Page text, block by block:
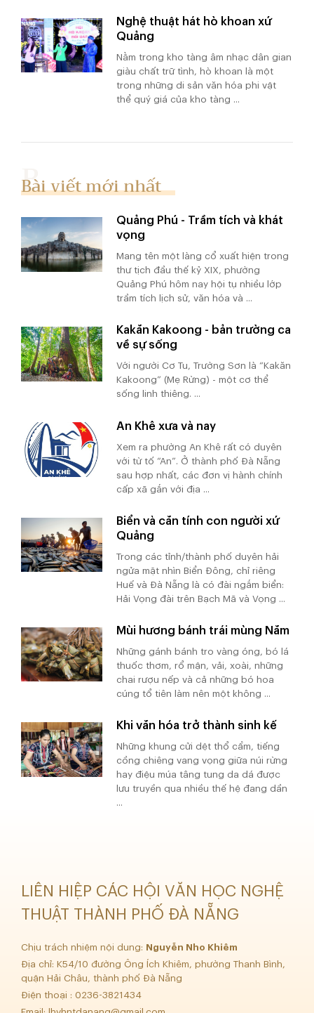
Nghệ thuật hát hò khoan xứ
Quảng
Nằm trong kho tàng âm nhạc dân gian
giàu chất trữ tình, hò khoan là một
trong những di sản văn hóa phi vật
thể quý giá của kho tàng ...
Bài viết mới nhất
Quảng Phú - Trầm tích và khát
vọng
Mang tên một làng cổ xuất hiện trong
thư tịch đầu thế kỷ XIX, phường
Quảng Phú hôm nay hội tụ nhiều lớp
trầm tích lịch sử, văn hóa và ...
Kakăn Kakoong - bản trường ca
về sự sống
Với người Cơ Tu, Trường Sơn là “Kakăn
Kakoong” (Mẹ Rừng) - một cơ thể
sống linh thiêng. ...
An Khê xưa và nay
Xem ra phường An Khê rất có duyên
với từ tố “An”. Ở thành phố Đà Nẵng
sau hợp nhất, các đơn vị hành chính
cấp xã gắn với địa ...
Biển và căn tính con người xứ
Quảng
Trong các tỉnh/thành phố duyên hải
ngửa mặt nhìn Biển Đông, chỉ riêng
Huế và Đà Nẵng là có đài ngắm biển:
Hải Vọng đài trên Bạch Mã và Vọng ...
Mùi hương bánh trái mùng Năm
Những gánh bánh tro vàng óng, bó lá
thuốc thơm, rổ mận, vải, xoài, những
chai rượu nếp và cả những bó hoa
cúng tổ tiên làm nên một không ...
Khi văn hóa trở thành sinh kế
Những khung cửi dệt thổ cẩm, tiếng
cồng chiêng vang vọng giữa núi rừng
hay điệu múa tâng tung da dá được
lưu truyền qua nhiều thế hệ đang dần
...
LIÊN HIỆP CÁC HỘI VĂN HỌC NGHỆ
THUẬT THÀNH PHỐ ĐÀ NẴNG
Chịu trách nhiệm nội dung:
Nguyễn Nho Khiêm
Địa chỉ: K54/10 đường Ông Ích Khiêm, phường Thanh Bình,
quận Hải Châu, thành phố Đà Nẵng
Điện thoại : 0236-3821434